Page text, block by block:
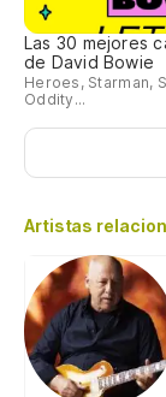
Las 30 mejores
de David Bowie
Heroes, Starman,
Oddity...
Artistas